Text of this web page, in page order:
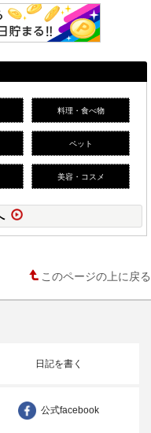
料理・食べ物
ペット
美容・コスメ
このページの上に戻る
日記を書く
公式facebook